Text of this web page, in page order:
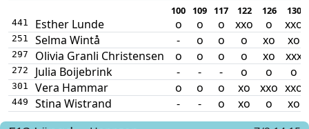
100 109 117 122 126 130
441 Esther Lunde o o o xxo o xxo
251 Selma Wintå - o o o xo xo
297 Olivia Granli Christensen o o o o xo xxx
272 Julia Boijebrink - - - o o o
301 Vera Hammar o o o xo xxo xxo
449 Stina Wistrand - - o xo o xo